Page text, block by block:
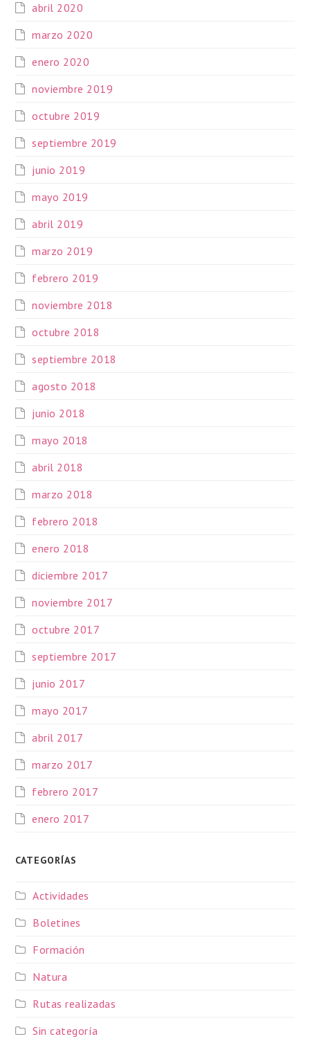
abril 2020
marzo 2020
enero 2020
noviembre 2019
octubre 2019
septiembre 2019
junio 2019
mayo 2019
abril 2019
marzo 2019
febrero 2019
noviembre 2018
octubre 2018
septiembre 2018
agosto 2018
junio 2018
mayo 2018
abril 2018
marzo 2018
febrero 2018
enero 2018
diciembre 2017
noviembre 2017
octubre 2017
septiembre 2017
junio 2017
mayo 2017
abril 2017
marzo 2017
febrero 2017
enero 2017
CATEGORÍAS
Actividades
Boletines
Formación
Natura
Rutas realizadas
Sin categoría